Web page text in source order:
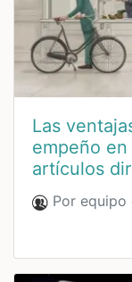
Las
empeño
artículos
Por